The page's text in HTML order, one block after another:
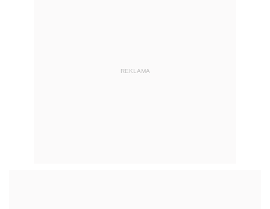
REKLAMA